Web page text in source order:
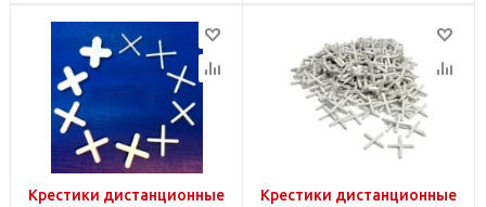
Крестики дистанционные
Крестики дистанционные